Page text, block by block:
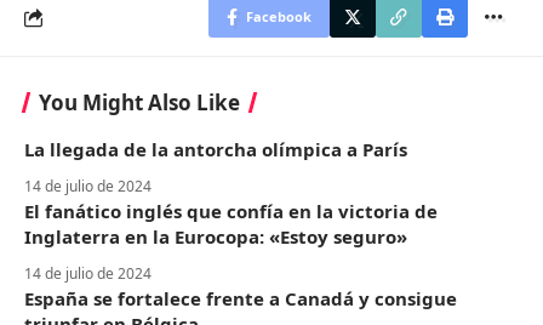
Facebook
You Might Also Like
La llegada de la antorcha olímpica a París
14 de julio de 2024
El fanático inglés que confía en la victoria de
Inglaterra en la Eurocopa: «Estoy seguro»
14 de julio de 2024
España se fortalece frente a Canadá y consigue